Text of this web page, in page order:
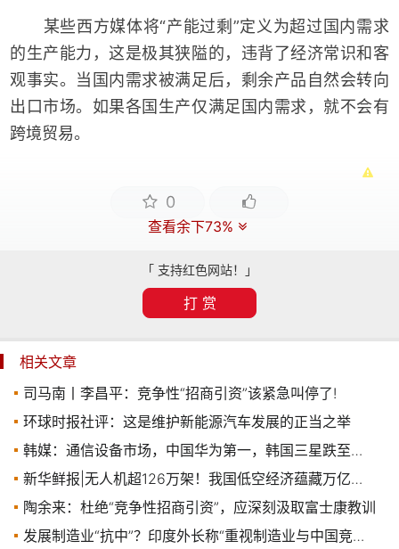
某些西方媒体将“产能过剩”定义为超过国内需求
的生产能力，这是极其狭隘的，违背了经济常识和客
观事实。当国内需求被满足后，剩余产品自然会转向
出口市场。如果各国生产仅满足国内需求，就不会有
跨境贸易。
0
查看余下73%
「 支持红色网站！」
打 赏
相关文章
司马南丨李昌平：竞争性“招商引资”该紧急叫停了!
环球时报社评：这是维护新能源汽车发展的正当之举
韩媒：通信设备市场，中国华为第一，韩国三星跌至第五
新华鲜报|无人机超126万架！我国低空经济蕴藏万亿级市场
陶余来：杜绝“竞争性招商引资”，应深刻汲取富士康教训
发展制造业“抗中”？印度外长称“重视制造业与中国竞争”，美媒泼冷水